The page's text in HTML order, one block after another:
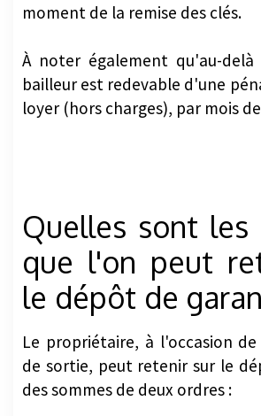
moment de la remise des clés.
À noter également qu'au-
bailleur est redevable d'une
loyer (hors charges), par mois
Quelles sont les
que l'on peut
le dépôt de
Le propriétaire, à l'occasion
de sortie, peut retenir sur le
des sommes de deux ordres :